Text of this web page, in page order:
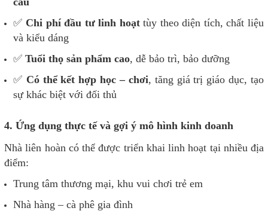
✅ Chi phí đầu tư linh hoạttùy theo diện tích, chất liệu
và kiểu dáng
✅ Tuổi thọ sản phẩm cao, dễ bảo trì, bảo dưỡng
✅ Có thể kết hợp học – chơi, tăng giá trị giáo dục, tạo
sự khác biệt với đối thủ
4. Ứng dụng thực tế và gợi ý mô hình kinh doanh
Nhà liên hoàn có thể được triển khai linh hoạt tại nhiều địa
điểm:
Trung tâm thương mại, khu vui chơi trẻ em
Nhà hàng – cà phê gia đình